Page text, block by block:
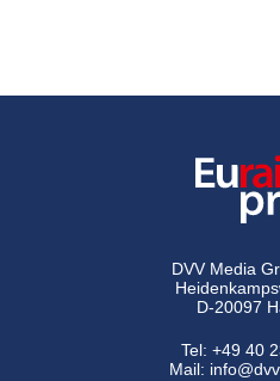
DVV Media
D-20097
Tel:+49 40
Mail: